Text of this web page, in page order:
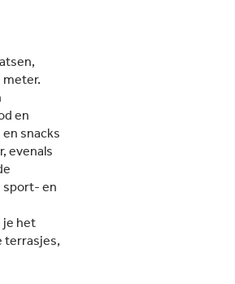
meter.
en
snacks
evenals
sport- en
je het
terrasjes,